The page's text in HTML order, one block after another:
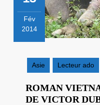
Fév
2014
2014
Asie
Lecteur ado
ROMAN
DE VICTOR